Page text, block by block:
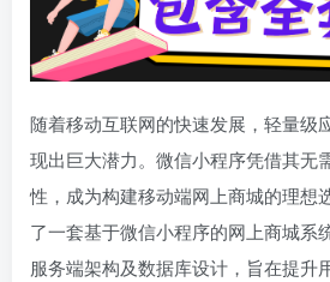
随着移动互联网的快速发展，轻量级
现出巨大潜力。微信小程序凭借其无
性，成为构建移动端网上商城的理想
了一套基于微信小程序的网上商城系
服务端架构及数据库设计，旨在提升